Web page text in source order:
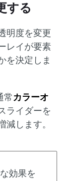
する
明度を変更
レイが要素
を決定しま
常カラーオ
ライダーを
します。
効果を